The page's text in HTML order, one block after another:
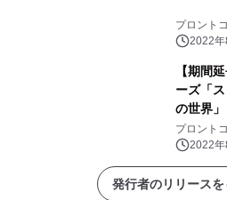
プロント
2022
【期間
ーズ「
の世界
ラボ！
プロント
2022
発行者のリリース